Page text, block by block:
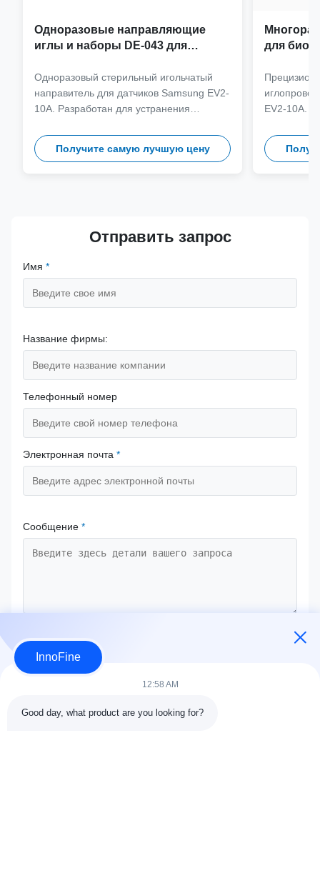
Одноразовые направляющие
иглы и наборы DE-043 для
Одноразовый стерильный игольчатый
направитель для датчиков Samsung EV2-
10A. Разработан для устранения
оптимизации клинических рабочих
процессов благодаря совместимости игл
Получите самую лучшую цену
для
EV2-10A.
более 100
Отправить запрос
Имя *
Название фирмы:
Телефонный номер
Электронная почта *
Сообщение *
InnoFine
12:58 AM
Good day, what product are you looking for?